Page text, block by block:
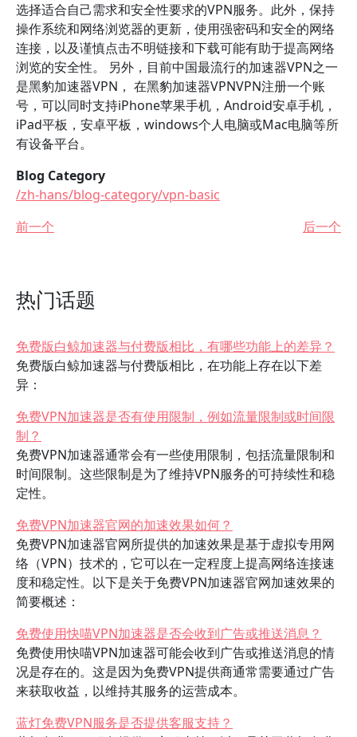
选择适合自己需求和安全性要求的VPN服务。此外，保持
操作系统和网络浏览器的更新，使用强密码和安全的网络
连接，以及谨慎点击不明链接和下载可能有助于提高网络
浏览的安全性。 另外，目前中国最流行的加速器VPN之一
是黑豹加速器VPN， 在黑豹加速器VPNVPN注册一个账
号，可以同时支持iPhone苹果手机，Android安卓手机，
iPad平板，安卓平板，windows个人电脑或Mac电脑等所
有设备平台。
Blog Category
/zh-hans/blog-category/vpn-basic
前一个
后一个
热门话题
免费版白鲸加速器与付费版相比，有哪些功能上的差异？
免费版白鲸加速器与付费版相比，在功能上存在以下差
异：
免费VPN加速器是否有使用限制，例如流量限制或时间限
制？
免费VPN加速器通常会有一些使用限制，包括流量限制和
时间限制。这些限制是为了维持VPN服务的可持续性和稳
定性。
免费VPN加速器官网的加速效果如何？
免费VPN加速器官网所提供的加速效果是基于虚拟专用网
络（VPN）技术的，它可以在一定程度上提高网络连接速
度和稳定性。以下是关于免费VPN加速器官网加速效果的
简要概述：
免费使用快喵VPN加速器是否会收到广告或推送消息？
免费使用快喵VPN加速器可能会收到广告或推送消息的情
况是存在的。这是因为免费VPN提供商通常需要通过广告
来获取收益，以维持其服务的运营成本。
蓝灯免费VPN服务是否提供客服支持？